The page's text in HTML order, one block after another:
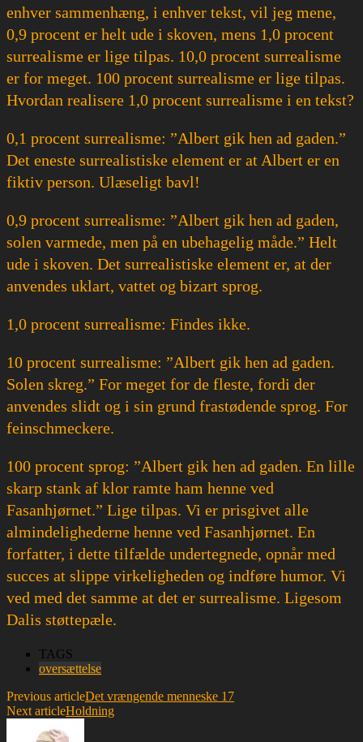
enhver sammenhæng, i enhver tekst, vil jeg mene,
0,9 procent er helt ude i skoven, mens 1,0 procent
surrealisme er lige tilpas. 10,0 procent surrealisme
er for meget. 100 procent surrealisme er lige tilpas.
Hvordan realisere 1,0 procent surrealisme i en tekst?
0,1 procent surrealisme: ”Albert gik hen ad gaden.”
Det eneste surrealistiske element er at Albert er en
fiktiv person. Ulæseligt bavl!
0,9 procent surrealisme: ”Albert gik hen ad gaden,
solen varmede, men på en ubehagelig måde.” Helt
ude i skoven. Det surrealistiske element er, at der
anvendes uklart, vattet og bizart sprog.
1,0 procent surrealisme: Findes ikke.
10 procent surrealisme: ”Albert gik hen ad gaden.
Solen skreg.” For meget for de fleste, fordi der
anvendes slidt og i sin grund frastødende sprog. For
feinschmeckere.
100 procent sprog: ”Albert gik hen ad gaden. En lille
skarp stank af klor ramte ham henne ved
Fasanhjørnet.” Lige tilpas. Vi er prisgivet alle
almindelighederne henne ved Fasanhjørnet. En
forfatter, i dette tilfælde undertegnede, opnår med
succes at slippe virkeligheden og indføre humor. Vi
ved med det samme at det er surrealisme. Ligesom
Dalis støttepæle.
TAGS
oversættelse
Previous articleDet vrængende menneske 17
Next articleHoldning